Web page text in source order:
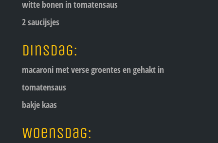
witte bonen in tomatensaus
2 saucijsjes
Dinsdag:
macaroni met verse groentes en gehakt in
tomatensaus
bakje kaas
Woensdag: